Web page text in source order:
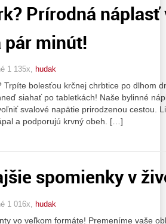
Prírodná
pár minút!
1 135x, hudak
Trpíte bolesťou krčnej chrbtice po dlhom
siahať po tabletkách! Naše bylinné
svalové napätie prirodzenou cestou.
a podporujú krvný obeh. […]
spomienky v
1 016x, hudak
vo veľkom formáte! Premeníme vaše